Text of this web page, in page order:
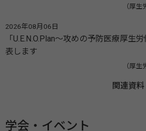
（厚生
2026年08月06日
「U.E.N.O.Plan～攻めの予防医療厚生
表します
（厚生
関連資
学会・イベント